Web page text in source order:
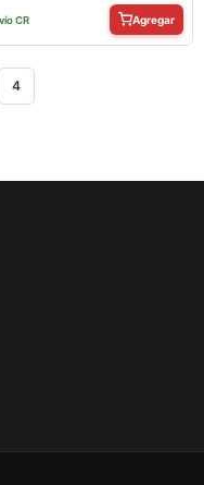
CR Agregar
4